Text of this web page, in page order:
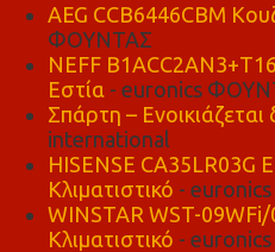
AEG CCB6446CBM
ΦΟΥΝΤΑΣ
NEFF
Εστία - euronics
Σπάρτη – Ενοικιάζεται
international
HISENSE CA35LR03G
Κλιματιστικό -
WINSTAR WST-
Κλιματιστικό -